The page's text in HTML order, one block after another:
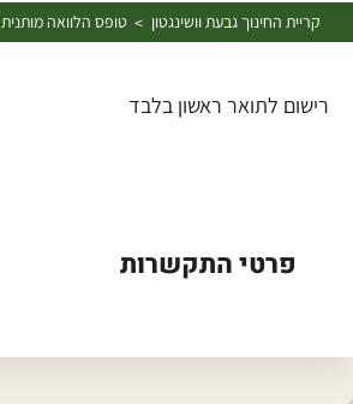
קריית החינוך גבעת וושינגטון > טופס הלוואה מותנית
רישום לתואר ראשון בלבד
פרטי התקשרות